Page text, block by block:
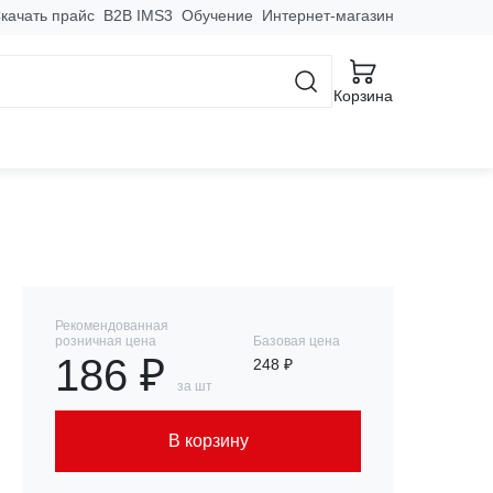
прайс B2B IMS3 Обучение Интернет-магазин
Корзина
Рекомендованная
розничная цена
186 ₽ за шт
Базовая цена
248 ₽
В корзину